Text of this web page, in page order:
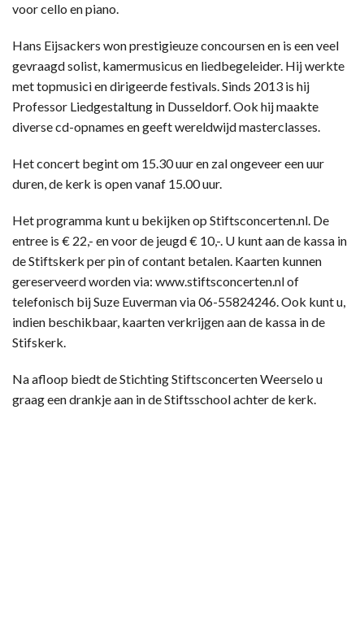
voor cello en piano.
Hans Eijsackers won prestigieuze concoursen en is een veel
gevraagd solist, kamermusicus en liedbegeleider. Hij werkte
met topmusici en dirigeerde festivals. Sinds 2013 is hij
Professor Liedgestaltung in Dusseldorf. Ook hij maakte
diverse cd-opnames en geeft wereldwijd masterclasses.
Het concert begint om 15.30 uur en zal ongeveer een uur
duren, de kerk is open vanaf 15.00 uur.
Het programma kunt u bekijken op Stiftsconcerten.nl. De
entree is € 22,- en voor de jeugd € 10,-. U kunt aan de kassa in
de Stiftskerk per pin of contant betalen. Kaarten kunnen
gereserveerd worden via: www.stiftsconcerten.nl of
telefonisch bij Suze Euverman via 06-55824246. Ook kunt u,
indien beschikbaar, kaarten verkrijgen aan de kassa in de
Stifskerk.
Na afloop biedt de Stichting Stiftsconcerten Weerselo u
graag een drankje aan in de Stiftsschool achter de kerk.